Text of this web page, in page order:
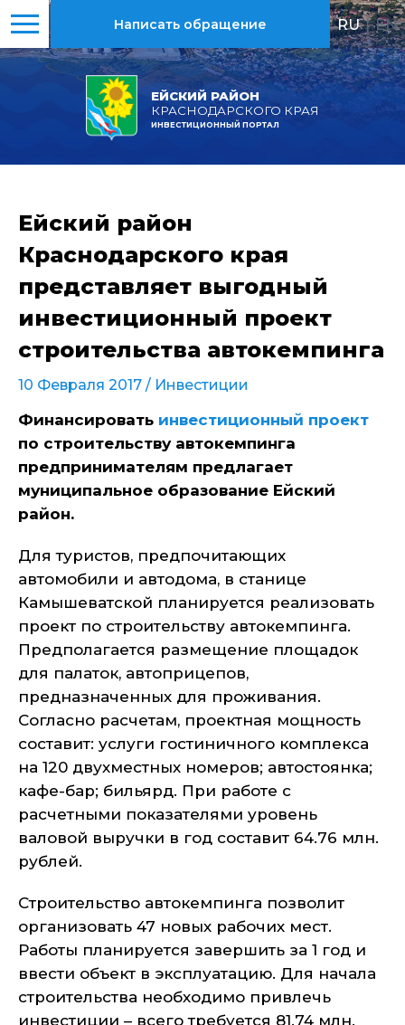
ЕЙСКИЙ РАЙОН
КРАСНОДАРСКОГО КРАЯ
ИНВЕСТИЦИОННЫЙ ПОРТАЛ
Написать обращение RU | EN
Ейский район
Краснодарского края
представляет выгодный
инвестиционный проект
строительства автокемпинга
10 Февраля 2017 / Инвестиции
Финансировать инвестиционный проект
по строительству автокемпинга
предпринимателям предлагает
муниципальное образование Ейский
район.
Для туристов, предпочитающих
автомобили и автодома, в станице
Камышеватской планируется реализовать
проект по строительству автокемпинга.
Предполагается размещение площадок
для палаток, автоприцепов,
предназначенных для проживания.
Согласно расчетам, проектная мощность
составит: услуги гостиничного комплекса
на 120 двухместных номеров; автостоянка;
кафе-бар; бильярд. При работе с
расчетными показателями уровень
валовой выручки в год составит 64.76 млн.
рублей.
Строительство автокемпинга позволит
организовать 47 новых рабочих мест.
Работы планируется завершить за 1 год и
ввести объект в эксплуатацию. Для начала
строительства необходимо привлечь
инвестиции – всего требуется 81.74 млн.